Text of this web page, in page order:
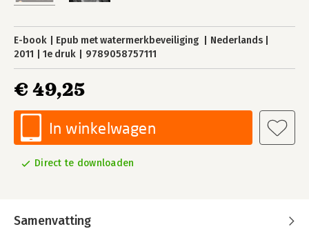
E-book Epub met watermerkbeveiliging
Nederlands
2011
1e druk 9789058757111
€ 49,25
In winkelwagen
Direct te downloaden
Samenvatting